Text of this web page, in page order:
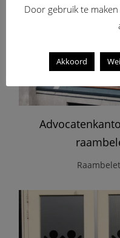
Door gebruik te
Akkoord